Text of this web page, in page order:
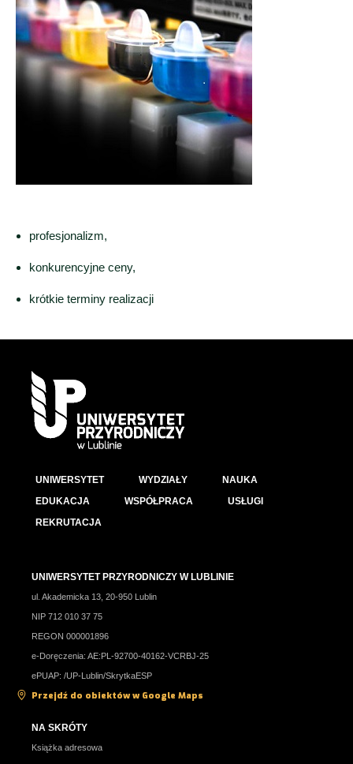
profesjonalizm,
konkurencyjne ceny,
krótkie terminy realizacji
UNIWERSYTET WYDZIAŁY
NAUKA
EDUKACJA
WSPÓŁPRACA
USŁUGI
REKRUTACJA
UNIWERSYTET PRZYRODNICZY W LUBLINIE
ul. Akademicka 13, 20-950 Lublin
NIP 712 010 37 75
REGON 000001896
e-Doręczenia: AE:PL-92700-40162-VCRBJ-25
ePUAP: /UP-Lublin/SkrytkaESP
Przejdź do obiektów w Google Maps
NA SKRÓTY
Książka adresowa